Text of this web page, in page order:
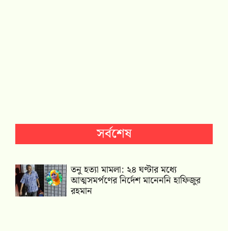
সর্বশেষ
তনু হত্যা মামলা: ২৪ ঘণ্টার মধ্যে
আত্মসমর্পণের নির্দেশ মানেননি হাফিজুর
রহমান